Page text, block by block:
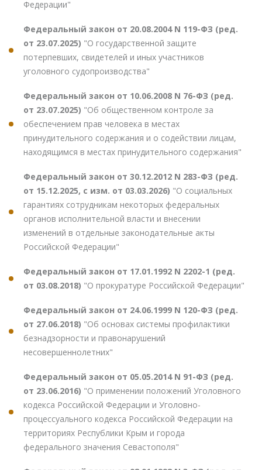
Федерации"
Федеральный закон от 20.08.2004 N 119-ФЗ (ред.
от 23.07.2025) "О государственной защите
потерпевших, свидетелей и иных участников
уголовного судопроизводства"
Федеральный закон от 10.06.2008 N 76-ФЗ (ред.
от 23.07.2025) "Об общественном контроле за
обеспечением прав человека в местах
принудительного содержания и о содействии лицам,
находящимся в местах принудительного содержания"
Федеральный закон от 30.12.2012 N 283-ФЗ (ред.
от 15.12.2025, с изм. от 03.03.2026) "О социальных
гарантиях сотрудникам некоторых федеральных
органов исполнительной власти и внесении
изменений в отдельные законодательные акты
Российской Федерации"
Федеральный закон от 17.01.1992 N 2202-1 (ред.
от 03.08.2018) "О прокуратуре Российской Федерации"
Федеральный закон от 24.06.1999 N 120-ФЗ (ред.
от 27.06.2018) "Об основах системы профилактики
безнадзорности и правонарушений
несовершеннолетних"
Федеральный закон от 05.05.2014 N 91-ФЗ (ред.
от 23.06.2016) "О применении положений Уголовного
кодекса Российской Федерации и Уголовно-
процессуального кодекса Российской Федерации на
территориях Республики Крым и города
федерального значения Севастополя"